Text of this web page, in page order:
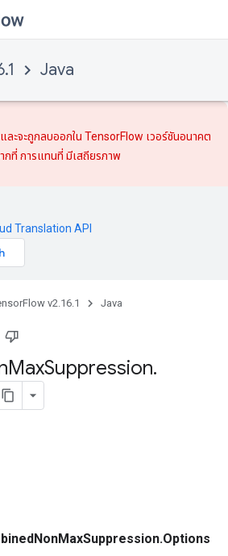
Java
ละจะถูกลบออกใน TensorFlow เวอร์ชันอนาคต
กที่ การแทนที่ มีเสถียรภาพ
Translation API
v2.16.1 Java
MaxSuppression.